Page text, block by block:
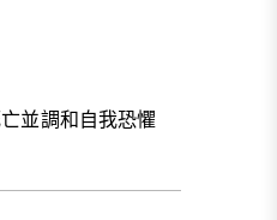
並調和自我恐懼